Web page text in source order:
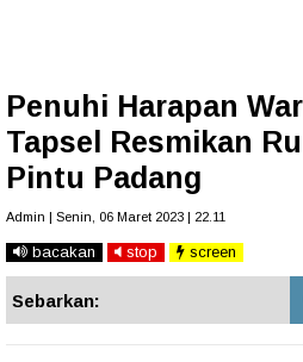
Penuhi Harapan
Tapsel Resmikan
Pintu Padang
Admin | Senin, 06 Maret 2023 | 22.11
bacakan stop screen
Sebarkan: